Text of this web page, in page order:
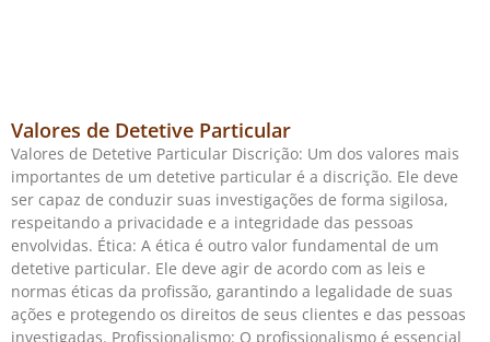
Valores de Detetive Particular
Valores de Detetive Particular Discrição: Um dos valores mais
importantes de um detetive particular é a discrição. Ele deve
ser capaz de conduzir suas investigações de forma sigilosa,
respeitando a privacidade e a integridade das pessoas
envolvidas. Ética: A ética é outro valor fundamental de um
detetive particular. Ele deve agir de acordo com as leis e
normas éticas da profissão, garantindo a legalidade de suas
ações e protegendo os direitos de seus clientes e das pessoas
investigadas. Profissionalismo: O profissionalismo é essencial